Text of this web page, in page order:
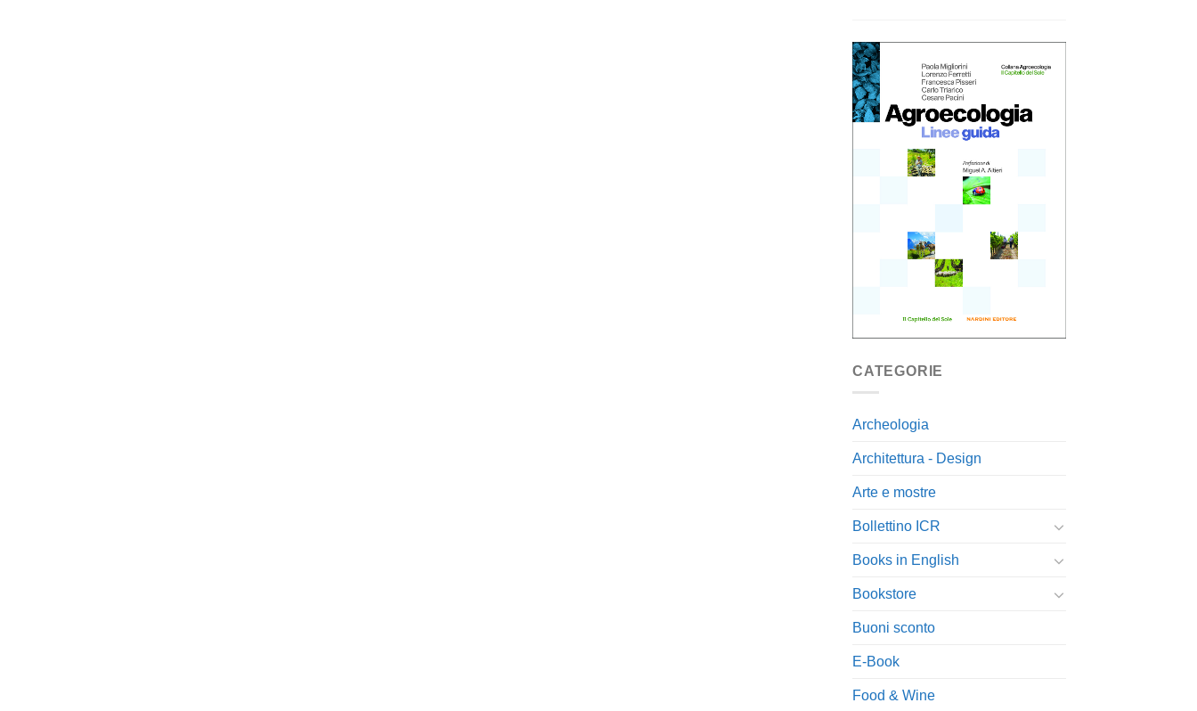
CATEGORIE
Archeologia
Architettura - Design
Arte e mostre
Bollettino ICR
Books in English
Bookstore
Buoni sconto
E-Book
Food & Wine